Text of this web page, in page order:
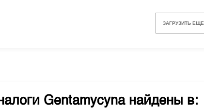
ЗАГРУЗИТЬ ЕЩЕ
Gentamycynaнайдены в: